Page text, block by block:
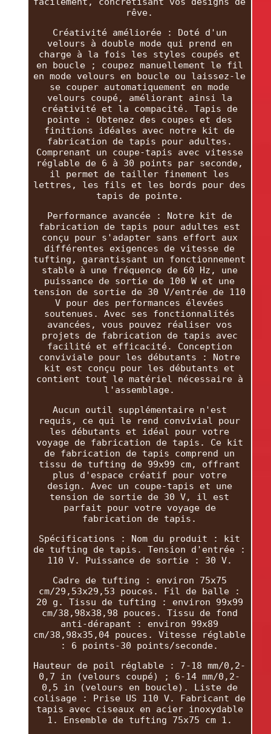
rêve.
Créativité améliorée : Doté d'un
velours à double mode qui prend en
charge à la fois les styles coupés et
en boucle ; coupez manuellement le fil
en mode velours en boucle ou laissez-le
se couper automatiquement en mode
velours coupé, améliorant ainsi la
créativité et la compacité. Tapis de
pointe : Obtenez des coupes et des
finitions idéales avec notre kit de
fabrication de tapis pour adultes.
Comprenant un coupe-tapis avec vitesse
réglable de 6 à 30 points par seconde,
il permet de tailler finement les
lettres, les fils et les bords pour des
tapis de pointe.
Performance avancée : Notre kit de
fabrication de tapis pour adultes est
conçu pour s'adapter sans effort aux
différentes exigences de vitesse de
tufting, garantissant un fonctionnement
stable à une fréquence de 60 Hz, une
puissance de sortie de 100 W et une
tension de sortie de 30 V/entrée de 110
V pour des performances élevées
soutenues. Avec ses fonctionnalités
avancées, vous pouvez réaliser vos
projets de fabrication de tapis avec
facilité et efficacité. Conception
conviviale pour les débutants : Notre
kit est conçu pour les débutants et
contient tout le matériel nécessaire à
l'assemblage.
Aucun outil supplémentaire n'est
requis, ce qui le rend convivial pour
les débutants et idéal pour votre
voyage de fabrication de tapis. Ce kit
de fabrication de tapis comprend un
tissu de tufting de 99x99 cm, offrant
plus d'espace créatif pour votre
design. Avec un coupe-tapis et une
tension de sortie de 30 V, il est
parfait pour votre voyage de
fabrication de tapis.
Spécifications : Nom du produit : kit
de tufting de tapis. Tension d'entrée :
110 V. Puissance de sortie : 30 V.
Cadre de tufting : environ 75x75
cm/29,53x29,53 pouces. Fil de balle :
20 g. Tissu de tufting : environ 99x99
cm/38,98x38,98 pouces. Tissu de fond
anti-dérapant : environ 99x89
cm/38,98x35,04 pouces. Vitesse réglable
: 6 points-30 points/seconde.
Hauteur de poil réglable : 7-18 mm/0,2-
0,7 in (velours coupé) ; 6-14 mm/0,2-
0,5 in (velours en boucle). Liste de
colisage : Prise US 110 V. Fabricant de
tapis avec ciseaux en acier inoxydable
1. Ensemble de tufting 75x75 cm 1.